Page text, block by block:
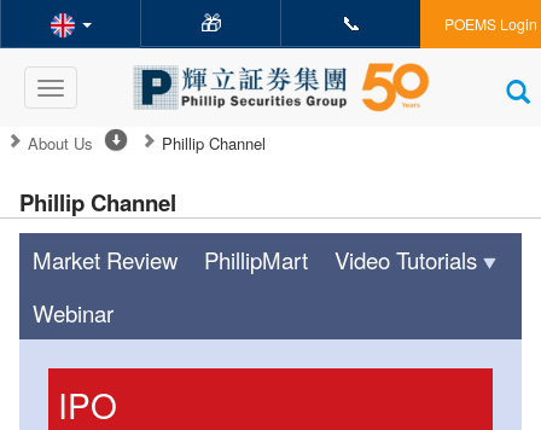
🎁 📞 POEMS Login
Toggle
navigation
About Us Phillip Channel
Phillip Channel
Market Review PhillipMart
Video Tutorials
Webinar
IPO